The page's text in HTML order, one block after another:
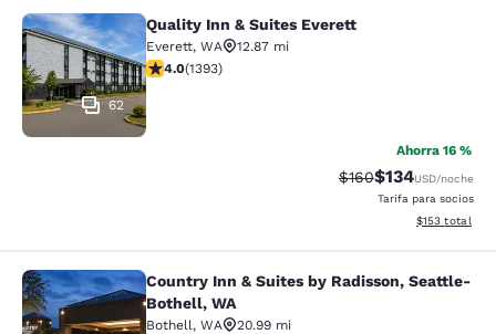
Quality Inn & Suites Everett
62
Quality Inn & Suites Everett
Everett, WA
12.87 mi
calificación de 3.98 estrellas. Bueno. 1393 reseñas
4.0(1393)
Ahorra 16 %
Precio tachado:
$160Precio con
$134USD/noche
Tarifa para socios
Ver detalles
$153 total
Country Inn & Suites by Radisson,
Country Inn & Suites by Radisson, Seattle-
Bothell, WA
Bothell, WA
20.99 mi